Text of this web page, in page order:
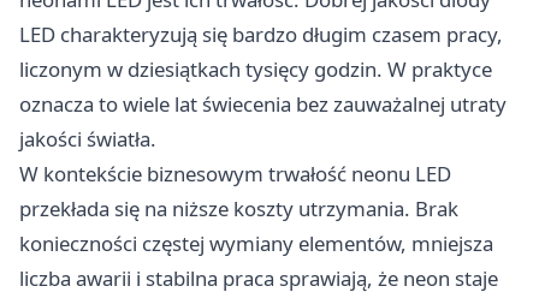
LED charakteryzują się bardzo długim czasem pracy,
liczonym w dziesiątkach tysięcy godzin. W praktyce
oznacza to wiele lat świecenia bez zauważalnej utraty
jakości światła.
W kontekście biznesowym trwałość neonu LED
przekłada się na niższe koszty utrzymania. Brak
konieczności częstej wymiany elementów, mniejsza
liczba awarii i stabilna praca sprawiają, że neon staje